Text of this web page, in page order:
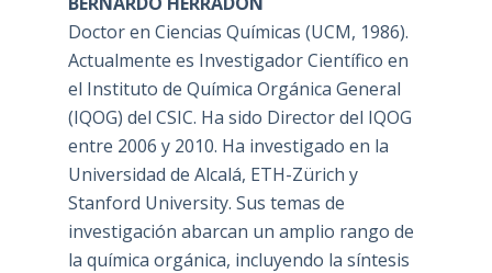
Doctor en Ciencias Químicas (UCM, 1986).
Actualmente es Investigador Científico en
el Instituto de Química Orgánica General
(IQOG) del CSIC. Ha sido Director del IQOG
entre 2006 y 2010. Ha investigado en la
Universidad de Alcalá, ETH-Zürich y
Stanford University. Sus temas de
investigación abarcan un amplio rango de
la química orgánica, incluyendo la síntesis